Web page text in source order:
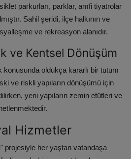
parkurları, parklar, amfi tiyatrolar
Sahil şeridi, ilçe halkının ve
ve rekreasyon alanıdır.
ve Kentsel Dönüşüm
konusunda oldukça kararlı bir tutum
ve riskli yapıların dönüşümü için
yeni yapıların zemin etütleri ve
Hizmetler
projesiyle her yaştan vatandaşa